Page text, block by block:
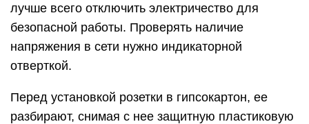
лучше всего отключить электричество для
безопасной работы. Проверять наличие
напряжения в сети нужно индикаторной
отверткой.
Перед установкой розетки в гипсокартон, ее
разбирают, снимая с нее защитную пластиковую